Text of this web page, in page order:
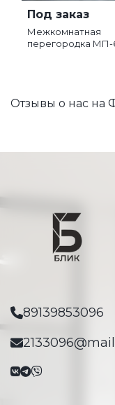
Под заказ
Межкомнатная
перегородка МП-
Отзывы о нас на
89139853096